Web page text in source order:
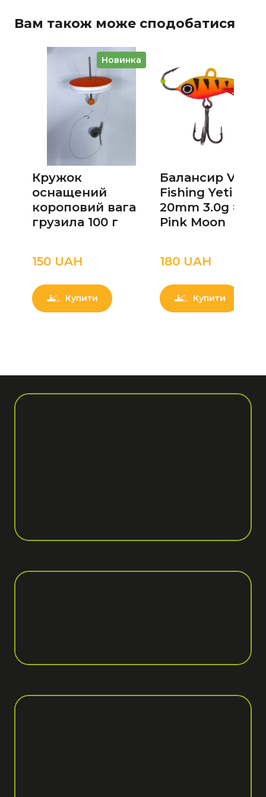
Вам також може сподобатися
Новинка
Кружок
оснащений
короповий вага
грузила 100 г
150 UAН
Купити
Балансир Viking
Fishing Yeti Ice
20mm 3.0g #15
Pink Moon
180 UAН
Купити